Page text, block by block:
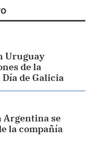
Uruguay
de la
de Galicia
Argentina se
la compañía